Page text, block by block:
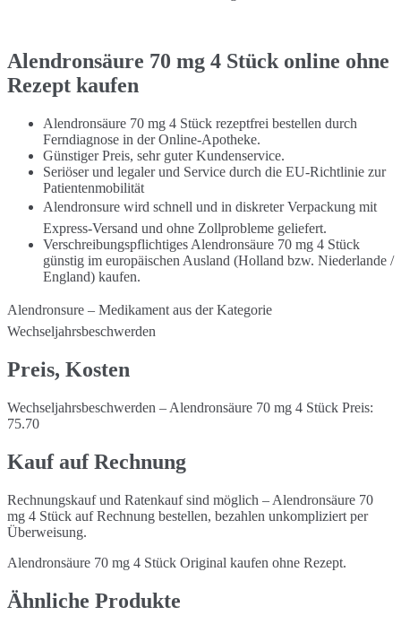
Alendronsäure 70 mg 4 Stück online ohne
Rezept kaufen
Alendronsäure 70 mg 4 Stück rezeptfrei bestellen durch
Ferndiagnose in der Online-Apotheke.
Günstiger Preis, sehr guter Kundenservice.
Seriöser und legaler und Service durch die EU-Richtlinie zur
Patientenmobilität
Alendronsure wird schnell und in diskreter Verpackung mit
Express-Versand und ohne Zollprobleme geliefert.
Verschreibungspflichtiges Alendronsäure 70 mg 4 Stück
günstig im europäischen Ausland (Holland bzw. Niederlande /
England) kaufen.
Alendronsure – Medikament aus der Kategorie
Wechseljahrsbeschwerden
Preis, Kosten
Wechseljahrsbeschwerden – Alendronsäure 70 mg 4 Stück Preis:
75.70
Kauf auf Rechnung
Rechnungskauf und Ratenkauf sind möglich – Alendronsäure 70
mg 4 Stück auf Rechnung bestellen, bezahlen unkompliziert per
Überweisung.
Alendronsäure 70 mg 4 Stück Original kaufen ohne Rezept.
Ähnliche Produkte